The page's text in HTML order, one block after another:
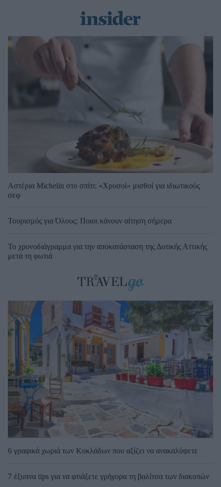
Αστέρια Michelin στο σπίτι: «Χρυσοί» μισθοί για ιδιωτικούς
σεφ
Τουρισμός για Όλους: Ποιοι κάνουν αίτηση σήμερα
Το χρονοδιάγραμμα για την αποκατάσταση της Δυτικής Αττικής
μετά τη φωτιά
6 γραφικά χωριά των Κυκλάδων που αξίζει να ανακαλύψετε
7 έξυπνα tips για να φτιάξετε γρήγορα τη βαλίτσα των διακοπών